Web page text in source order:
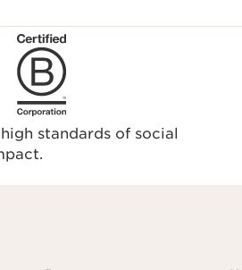
standards of social